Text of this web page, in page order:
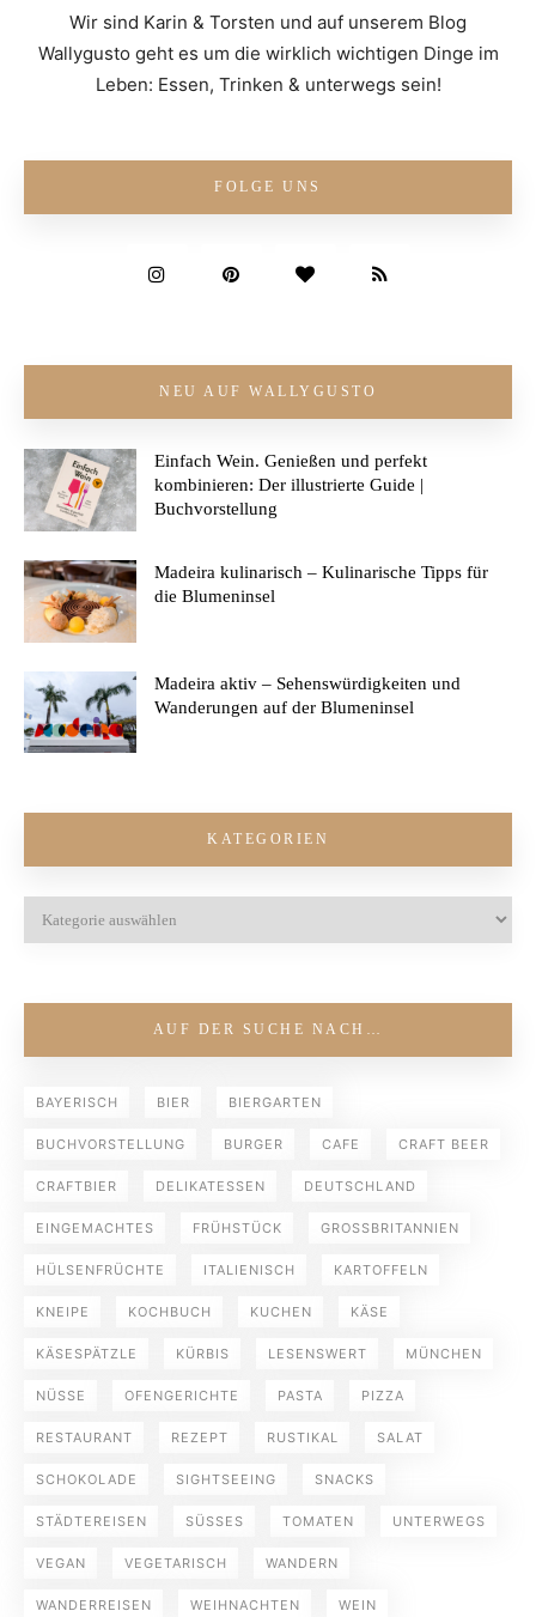
Wir sind Karin & Torsten und auf unserem Blog
Wallygusto geht es um die wirklich wichtigen Dinge im
Leben: Essen, Trinken & unterwegs sein!
FOLGE UNS
NEU AUF WALLYGUSTO
Einfach Wein. Genießen und perfekt
kombinieren: Der illustrierte Guide |
Buchvorstellung
Madeira kulinarisch – Kulinarische Tipps für
die Blumeninsel
Madeira aktiv – Sehenswürdigkeiten und
Wanderungen auf der Blumeninsel
KATEGORIEN
AUF DER SUCHE NACH…
BAYERISCH BIER BIERGARTEN
BUCHVORSTELLUNG BURGER CAFE CRAFT BEER
CRAFTBIER DELIKATESSEN DEUTSCHLAND
EINGEMACHTES FRÜHSTÜCK GROSSBRITANNIEN
HÜLSENFRÜCHTE ITALIENISCH KARTOFFELN
KNEIPE KOCHBUCH KUCHEN KÄSE
KÄSESPÄTZLE KÜRBIS LESENSWERT MÜNCHEN
NÜSSE OFENGERICHTE PASTA PIZZA
RESTAURANT REZEPT RUSTIKAL SALAT
SCHOKOLADE SIGHTSEEING SNACKS
STÄDTEREISEN SÜSSES TOMATEN UNTERWEGS
VEGAN VEGETARISCH WANDERN
WANDERREISEN WEIHNACHTEN WEIN